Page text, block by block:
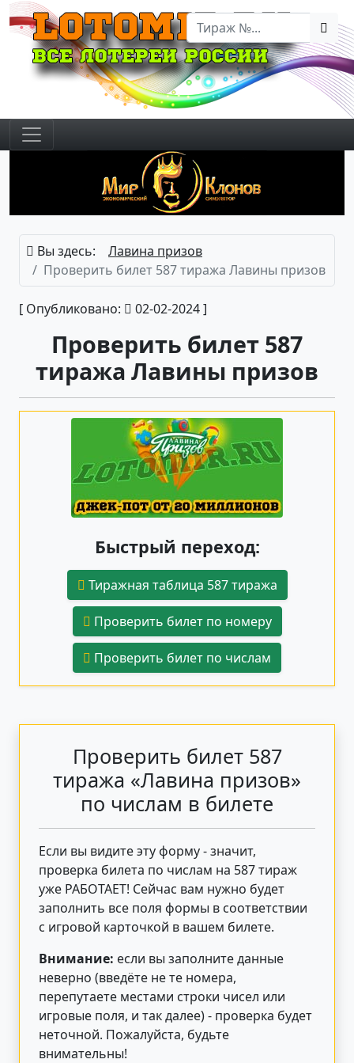
Вы здесь:
Лавина призов
Проверить билет 587 тиража Лавины призов
[ Опубликовано: 02-02-2024 ]
Проверить билет 587
тиража Лавины призов
Быстрый переход:
Тиражная таблица 587 тиража
Проверить билет по номеру
Проверить билет по числам
Проверить билет 587
тиража «Лавина призов»
по числам в билете
Если вы видите эту форму - значит,
проверка билета по числам на 587 тираж
уже РАБОТАЕТ! Сейчас вам нужно будет
заполнить все поля формы в соответствии
с игровой карточкой в вашем билете.
Внимание: если вы заполните данные
неверно (введёте не те номера,
перепутаете местами строки чисел или
игровые поля, и так далее) - проверка будет
неточной. Пожалуйста, будьте
внимательны!